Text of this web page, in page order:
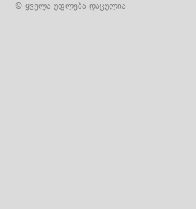
© ყველა უფლება დაცულია